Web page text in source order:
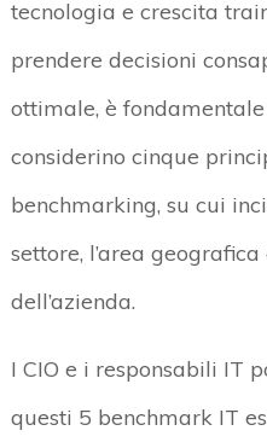
tecnologia e crescita
prendere decisioni
ottimale, è
considerino cinque
benchmarking, su cui
settore, l’area
dell’azienda.
I CIO e i responsabili IT
questi 5 benchmark IT